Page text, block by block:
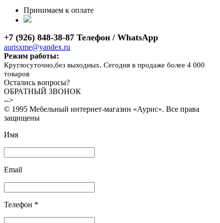
Принимаем к оплате
+7 (926) 848-38-87 Телефон / WhatsApp
aurisxme@yandex.ru
Режим работы:
Круглосуточно,без выходных. Сегодня в продаже более 4 000
товаров
Остались вопросы?
ОБРАТНЫЙ ЗВОНОК
-->
© 1995 Мебельный интернет-магазин «Аурис». Все права
защищены
Имя
Email
Телефон *